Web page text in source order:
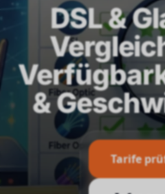
DSL &
&
Tarife